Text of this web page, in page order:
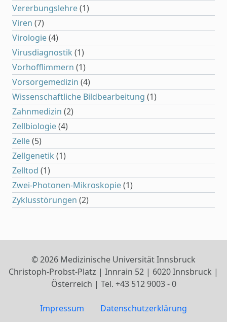
Vererbungslehre(1)
Viren (7)
Virologie(4)
Virusdiagnostik (1)
Vorhofflimmern (1)
Vorsorgemedizin (4)
Wissenschaftliche Bildbearbeitung (1)
Zahnmedizin (2)
Zellbiologie(4)
Zelle(5)
Zellgenetik (1)
Zelltod (1)
Zwei-Photonen-Mikroskopie(1)
Zyklusstörungen (2)
© 2026 Medizinische Universität Innsbruck
Christoph-Probst-Platz | Innrain 52 | 6020 Innsbruck |
Österreich | Tel. +43 512 9003 - 0
Impressum Datenschutzerklärung